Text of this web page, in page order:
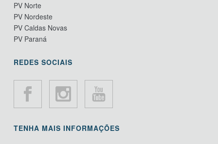
PV Norte
PV Nordeste
PV Caldas Novas
PV Paraná
REDES SOCIAIS
TENHA MAIS INFORMAÇÕES